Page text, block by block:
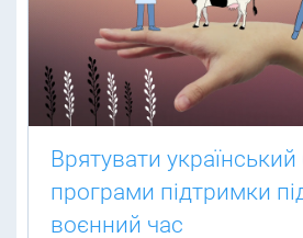
Врятувати український
програми підтримки
воєнний час